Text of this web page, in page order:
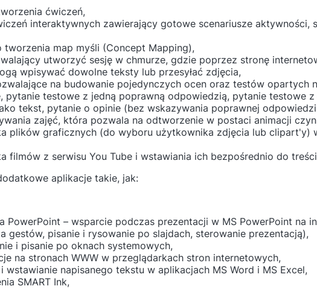
ćwiczeń,
interaktywnych zawierający gotowe scenariusze aktywności,
tworzenia map myśli (Concept Mapping),
utworzyć sesję w chmurze, gdzie poprzez stronę
wpisywać dowolne teksty lub przesyłać zdjęcia,
na budowanie pojedynczych ocen oraz testów opartych
pytanie testowe z jedną poprawną odpowiedzią, pytanie testowe
tekst, pytanie o opinie (bez wskazywania poprawnej
zajęć, która pozwala na odtworzenie w postaci animacji
plików graficznych (do wyboru użytkownika zdjęcia lub clipart'y)
filmów z serwisu You Tube i wstawiania ich bezpośrednio do
aplikacje takie, jak:
PowerPoint – wsparcie podczas prezentacji w MS PowerPoint na
gestów, pisanie i rysowanie po slajdach, sterowanie prezentacją),
i pisanie po oknach systemowych,
na stronach WWW w przeglądarkach stron internetowych,
wstawianie napisanego tekstu w aplikacjach MS Word i MS Excel,
SMART Ink,